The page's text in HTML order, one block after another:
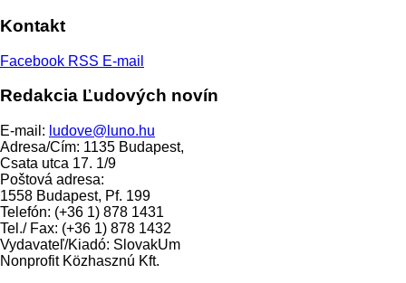
Kontakt
Facebook RSS E-mail
Redakcia Ľudových novín
E-mail: ludove@luno.hu
Adresa/Cím: 1135 Budapest,
Csata utca 17. 1/9
Poštová adresa:
1558 Budapest, Pf. 199
Telefón: (+36 1) 878 1431
Tel./ Fax: (+36 1) 878 1432
Vydavateľ/Kiadó: SlovakUm
Nonprofit Közhasznú Kft.